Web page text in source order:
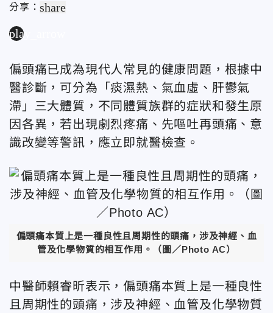
分享：share
play_arrow
偏頭痛已成為現代人常見的健康問題，根據中
醫診斷，可分為「痰濕熱、氣血虛、肝鬱氣
滯」三大體質，不同體質族群的症狀和發生原
因各異，若出現劇烈疼痛、先嘔吐再頭痛、意
識改變等警訊，應立即就醫檢查。
偏頭痛本質上是一種良性且周期性的頭痛，涉及神經、血
管及化學物質的相互作用。（圖／Photo AC）
中醫師賴睿昕表示，偏頭痛本質上是一種良性
且周期性的頭痛，涉及神經、血管及化學物質